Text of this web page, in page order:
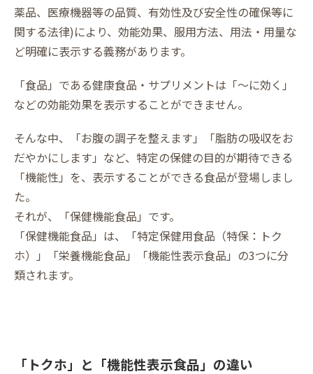
薬品、医療機器等の品質、有効性及び安全性の確保等に
関する法律)により、効能効果、服用方法、用法・用量な
ど明確に表示する義務があります。
「食品」である健康食品・サプリメントは「～に効く」
などの効能効果を表示することができません。
そんな中、「お腹の調子を整えます」「脂肪の吸収をお
だやかにします」など、特定の保健の目的が期待できる
「機能性」を、表示することができる食品が登場しまし
た。
それが、「保健機能食品」です。
「保健機能食品」は、「特定保健用食品（特保：トク
ホ）」「栄養機能食品」「機能性表示食品」の3つに分
類されます。
「トクホ」と「機能性表示食品」の違い